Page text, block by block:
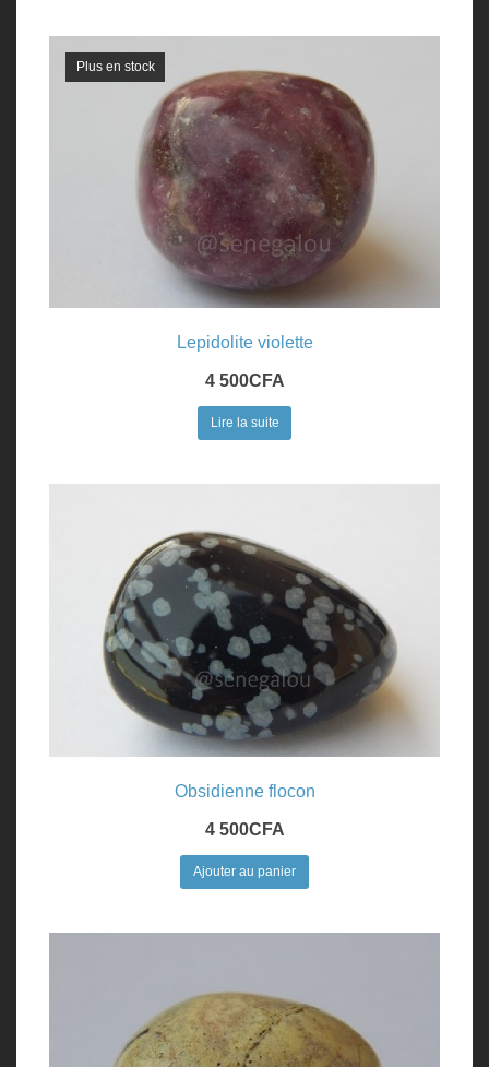
Plus en stock
Lepidolite violette
4 500CFA
Lire la suite
Obsidienne flocon
4 500CFA
Ajouter au panier